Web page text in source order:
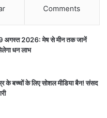
Comments
अगस्त 2026: मेष से मीन तक जानें
धन लाभ
के बच्चों के लिए सोशल मीडिया बैन! संसद